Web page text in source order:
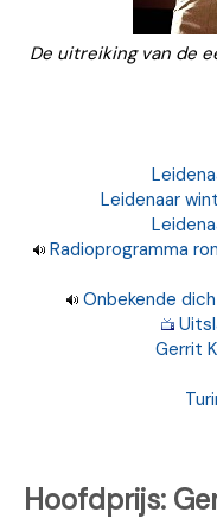
De uitreiking van de
Leidenaar
Radioprogramma
Onbekende
Gerrit
Hoofdprijs: